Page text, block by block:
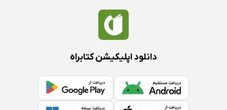
دانلود اپلیکیشن کتابراه